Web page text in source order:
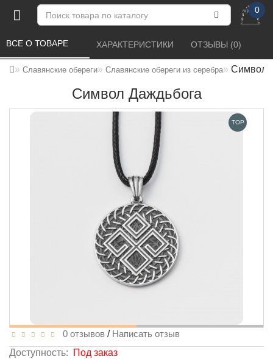
0
Славянские обереги Славянские обереги из серебра Символ
Символ Даждьбога
ВСЕ О ТОВАРЕ ХАРАКТЕРИСТИКИ ОТЗЫВЫ (0)
TOP
0 отзывов / Написать отзыв
Доступность:
Под заказ